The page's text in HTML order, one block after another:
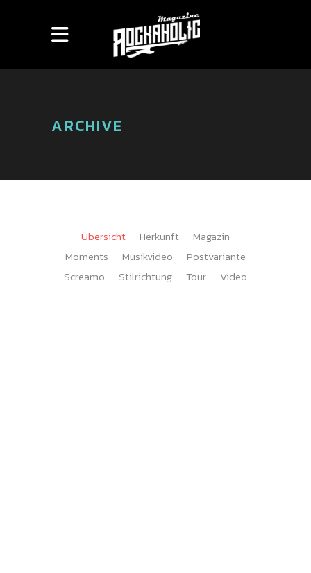
ARCHIVE
Übersicht Herkunft
Magazin
Moments
Musikvideo
Postvariante
Screamo
Stilrichtung Tour Video